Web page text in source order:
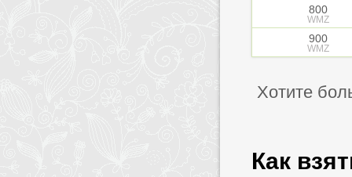
800
WMZ
900
WMZ
Хотите
Как